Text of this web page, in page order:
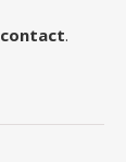
contact.